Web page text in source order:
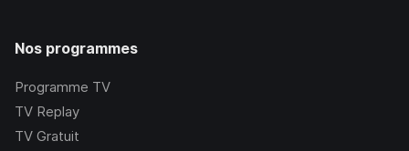
Nos programmes
Programme TV
TV Replay
TV Gratuit